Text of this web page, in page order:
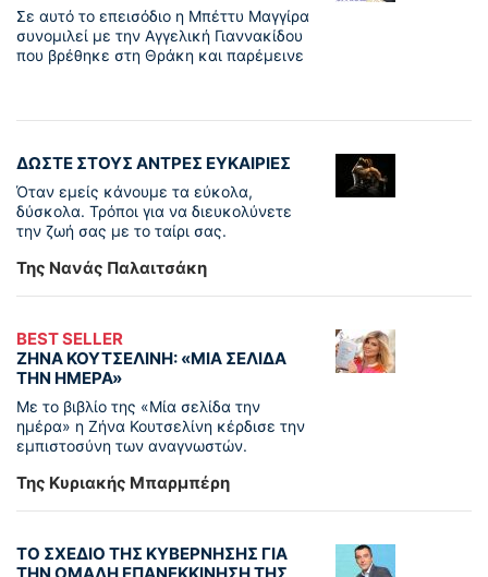
Σε αυτό το επεισόδιο η Μπέττυ Μαγγίρα
συνομιλεί με την Αγγελική Γιαννακίδου
που βρέθηκε στη Θράκη και παρέμεινε
ΔΩΣΤΕ ΣΤΟΥΣ ΑΝΤΡΕΣ ΕΥΚΑΙΡΙΕΣ
Όταν εμείς κάνουμε τα εύκολα,
δύσκολα. Τρόποι για να διευκολύνετε
την ζωή σας με το ταίρι σας.
Της Νανάς Παλαιτσάκη
BEST SELLER
ΖΗΝΑ ΚΟΥΤΣΕΛΙΝΗ: «ΜΙΑ ΣΕΛΙΔΑ
ΤΗΝ ΗΜΕΡΑ»
Με το βιβλίο της «Μία σελίδα την
ημέρα» η Ζήνα Κουτσελίνη κέρδισε την
εμπιστοσύνη των αναγνωστών.
Της Κυριακής Μπαρμπέρη
ΤΟ ΣΧΕΔΙΟ ΤΗΣ ΚΥΒΕΡΝΗΣΗΣ ΓΙΑ